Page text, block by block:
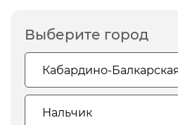
Выберите город